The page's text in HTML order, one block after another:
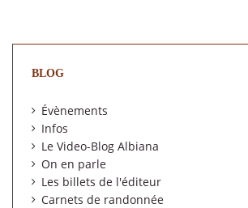
BLOG
Évènements
Infos
Le Video-Blog Albiana
On en parle
Les billets de l'éditeur
Carnets de randonnée